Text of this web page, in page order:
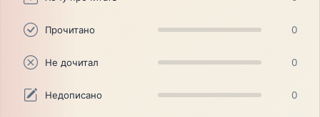
Прочитано 0
Не дочитал 0
Недописано 0